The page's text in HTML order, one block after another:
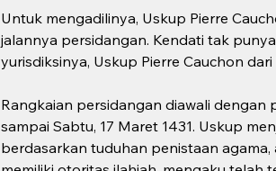
Untuk mengadilinya, Uskup Pierre
jalannya persidangan. Kendati tak
yurisdiksinya, Uskup Pierre Cauchon
Rangkaian persidangan diawali dengan
sampai Sabtu, 17 Maret 1431. Uskup
berdasarkan tuduhan penistaan